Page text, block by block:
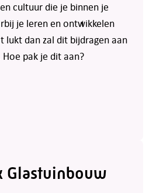
cultuur die je binnen je
je leren en ontwikkelen
lukt dan zal dit bijdragen aan
pak je dit aan?
Glastuinbouw